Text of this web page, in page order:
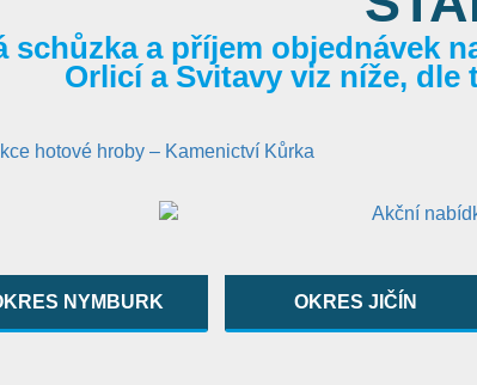
schůzka a příjem objednávek
Orlicí a Svitavy viz níže,
NYMBURK OKRES JIČÍN